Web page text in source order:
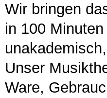
Wir bringen
in 100
Unser
Ware,